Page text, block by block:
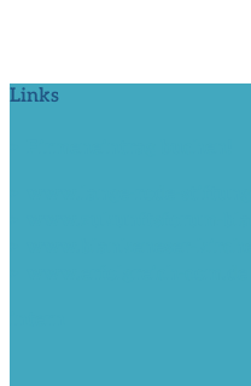
Links